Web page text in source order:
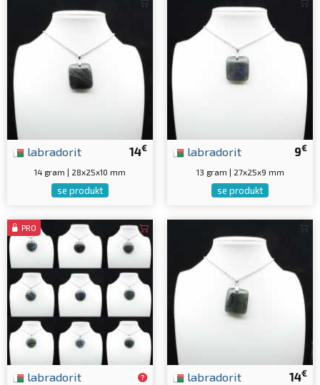
14€
labradorit
14 gram | 28x25x10 mm
se produkt
9€
labradorit
13 gram | 27x25x9 mm
se produkt
PRO
labradorit 14€
labradorit